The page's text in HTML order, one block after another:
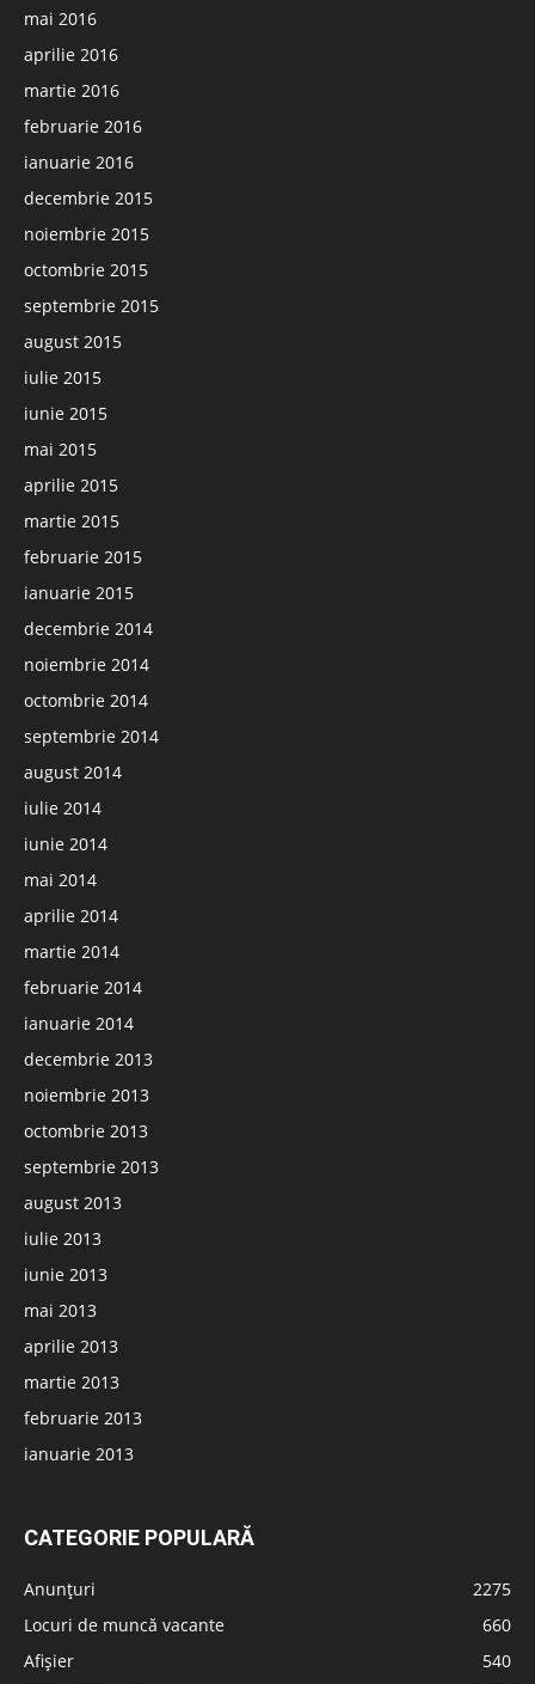
mai 2016
aprilie 2016
martie 2016
februarie 2016
ianuarie 2016
decembrie 2015
noiembrie 2015
octombrie 2015
septembrie 2015
august 2015
iulie 2015
iunie 2015
mai 2015
aprilie 2015
martie 2015
februarie 2015
ianuarie 2015
decembrie 2014
noiembrie 2014
octombrie 2014
septembrie 2014
august 2014
iulie 2014
iunie 2014
mai 2014
aprilie 2014
martie 2014
februarie 2014
ianuarie 2014
decembrie 2013
noiembrie 2013
octombrie 2013
septembrie 2013
august 2013
iulie 2013
iunie 2013
mai 2013
aprilie 2013
martie 2013
februarie 2013
ianuarie 2013
CATEGORIE POPULARĂ
Anunțuri
2275
Locuri de muncă vacante
660
Afișier
540